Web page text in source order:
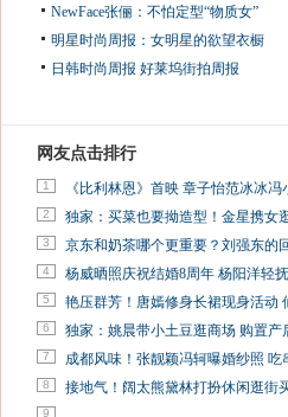
NewFace张俪：不怕定型“物质女”
明星时尚周报：女明星的欲望衣橱
日韩时尚周报 好莱坞街拍周报
网友点击排行
1 《比利林恩》首映 章子怡范冰冰
2 独家：买菜也要拗造型！金星携女
3 京东和奶茶哪个更重要？刘强东的
4 杨威晒照庆祝结婚8周年 杨阳洋轻
5 艳压群芳！唐嫣修身长裙现身活动
6 独家：姚晨带小土豆逛商场 购置产
7 成都风味！张靓颖冯轲曝婚纱照 吃
8 接地气！阔太熊黛林打扮休闲逛街
9